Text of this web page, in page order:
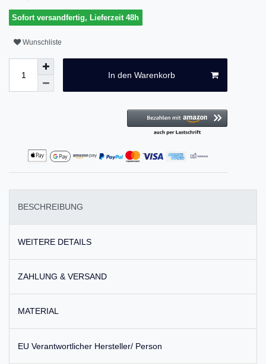
Sofort versandfertig, Lieferzeit 48h
Wunschliste
In den Warenkorb
BESCHREIBUNG
WEITERE DETAILS
ZAHLUNG & VERSAND
MATERIAL
EU Verantwortlicher Hersteller/ Person